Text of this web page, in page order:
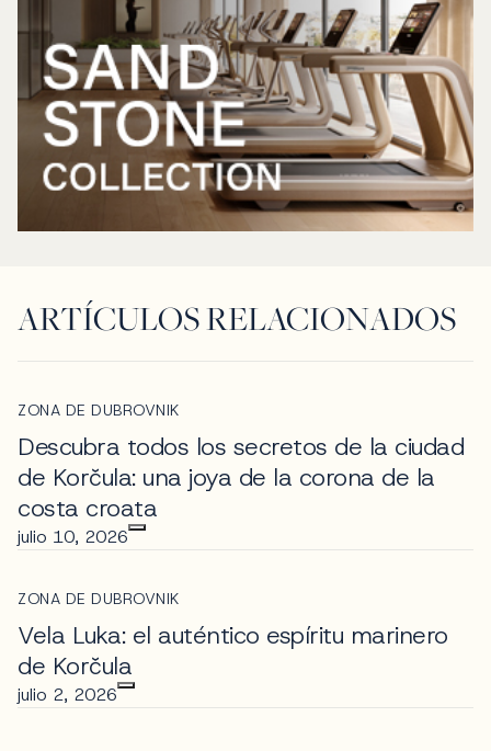
ARTÍCULOS RELACIONADOS
ZONA DE DUBROVNIK
Descubra todos los secretos de la ciudad
de Korčula: una joya de la corona de la
costa croata
julio 10, 2026
ZONA DE DUBROVNIK
Vela Luka: el auténtico espíritu marinero
de Korčula
julio 2, 2026